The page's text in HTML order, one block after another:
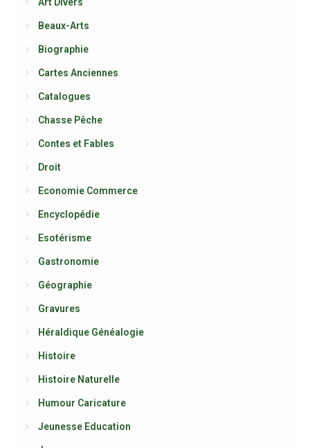
Beaux-Arts
Biographie
Cartes Anciennes
Catalogues
Chasse Pêche
Contes et Fables
Droit
Economie Commerce
Encyclopédie
Esotérisme
Gastronomie
Géographie
Gravures
Héraldique Généalogie
Histoire
Histoire Naturelle
Humour Caricature
Jeunesse Education